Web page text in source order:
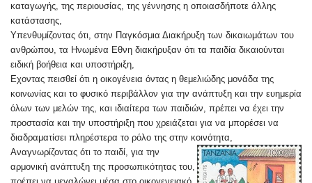
καταγωγής, της περιουσίας, της γέννησης η οποιασδήποτε άλλης
κατάστασης,
Υπενθυμίζοντας ότι, στην Παγκόσμια Διακήρυξη των δικαιωμάτων του
ανθρώπου, τα Ηνωμένα Εθνη διακήρυξαν ότι τα παιδία δικαιούνται
ειδική βοήθεια και υποστήριξη,
Εχοντας πεισθεί ότι η οικογένεια όντας η θεμελιώδης μονάδα της
κοινωνίας και το φυσικό περιβάλλον για την ανάπτυξη και την ευημερία
όλων των μελών της, και ιδιαίτερα των παιδιών, πρέπει να έχει την
προστασία και την υποστήριξη που χρειάζεται για να μπορέσει να
διαδραματίσει πληρέστερα το ρόλο της στην κοινότητα,
Αναγνωρίζοντας ότι το παιδί, για την
αρμονική ανάπτυξη της προσωπικότητας του,